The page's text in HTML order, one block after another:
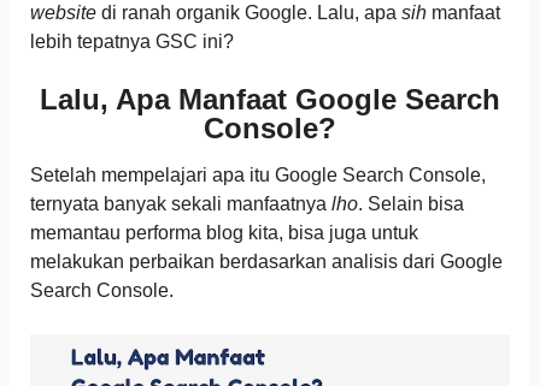
website di ranah organik Google. Lalu, apa sihmanfaat
lebih tepatnya GSC ini?
Lalu, Apa Manfaat Google Search
Console?
Setelah mempelajari apa itu Google Search Console,
ternyata banyak sekali manfaatnya lho. Selain bisa
memantau performa blog kita, bisa juga untuk
melakukan perbaikan berdasarkan analisis dari Google
Search Console.